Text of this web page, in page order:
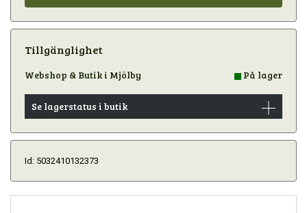
Tillgänglighet
Webshop & Butik i Mjölby På lager
Se lagerstatus i butik
Id: 5032410132373